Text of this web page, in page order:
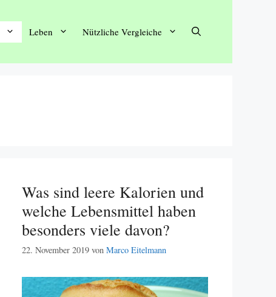
Leben Nützliche Vergleiche
Was sind leere Kalorien und
welche Lebensmittel haben
besonders viele davon?
22. November 2019 vonMarco Eitelmann